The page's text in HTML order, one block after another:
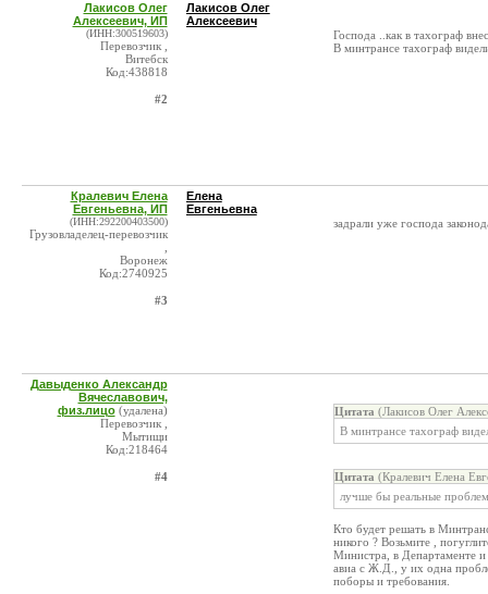
Лакисов Олег
Алексеевич, ИП
(ИНН:300519603)
Перевозчик ,
Витебск
Код:438818
#2
Лакисов Олег
Алексеевич
Господа ..как в тахограф
В минтрансе тахограф
Кралевич Елена
Евгеньевна, ИП
(ИНН:292200403500)
Грузовладелец-перевозчик
Воронеж
Код:2740925
#3
Елена
Евгеньевна
задрали уже господа
Давыденко Александр
Вячеславович,
физ.лицо (удалена)
Перевозчик ,
Мытищи
Код:218464
#4
Цитата (Лакисов Олег
В минтрансе тахограф
Цитата (Кралевич Елена
лучше бы реальные
Кто будет решать в
никого ? Возьмите ,
Министра, в Департаменте и
авиа с Ж.Д., у их одна
поборы и требования.